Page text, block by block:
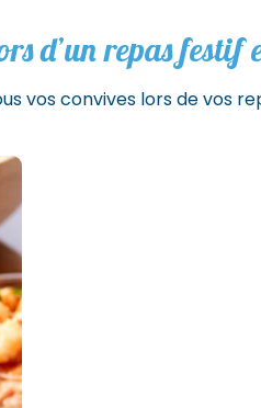
d’un repas festif
vos convives lors de vos